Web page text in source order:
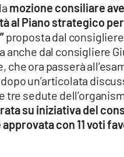
mozione consiliare
al Piano strategico
proposta dal
dal consigliere
che ora passerà
un’articolata
tre sedute
su iniziativa del
approvata con 11 voti